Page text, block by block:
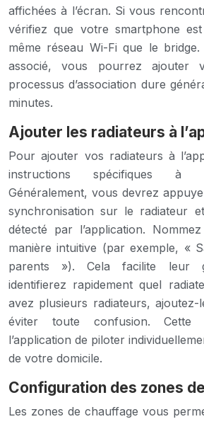
affichées à l’écran. Si vous
vérifiez que votre smartphone
même réseau Wi-Fi que le
associé, vous pourrez ajouter
processus d’association dure
minutes.
Ajouter les radiateurs à
Pour ajouter vos radiateurs à
instructions spécifiques à
Généralement, vous devrez
synchronisation sur le radiateur
détecté par l’application.
manière intuitive (par exemple, «
parents »). Cela facilite leur
identifierez rapidement quel
avez plusieurs radiateurs,
éviter toute confusion.
l’application de piloter
de votre domicile.
Configuration des zones
Les zones de chauffage vous